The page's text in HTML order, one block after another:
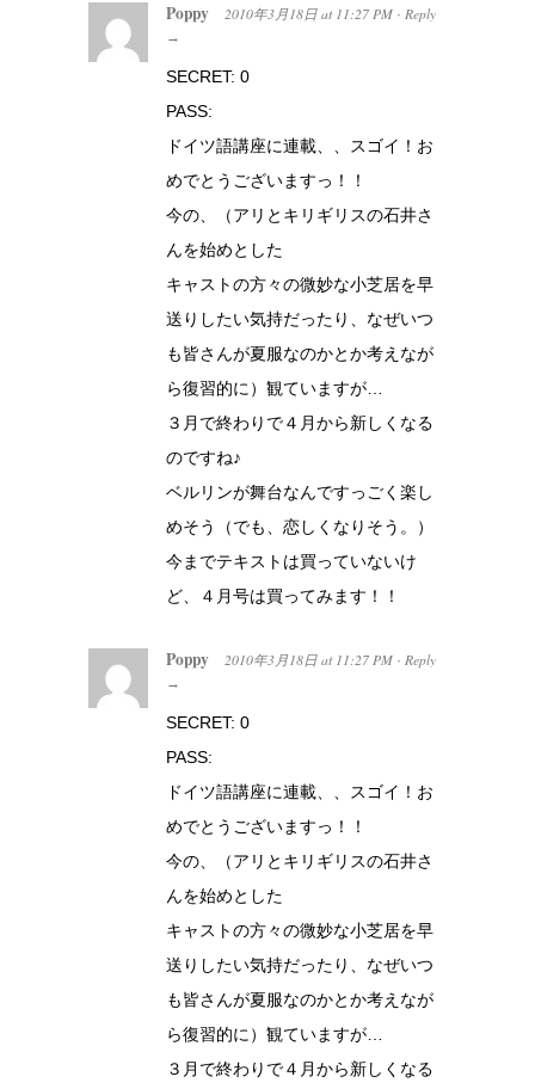
Poppy 2010年3月18日 at 11:27 PM · Reply
→
SECRET: 0
PASS:
ドイツ語講座に連載、、スゴイ！お
めでとうございますっ！！
今の、（アリとキリギリスの石井さ
んを始めとした
キャストの方々の微妙な小芝居を早
送りしたい気持だったり、なぜいつ
も皆さんが夏服なのかとか考えなが
ら復習的に）観ていますが…
３月で終わりで４月から新しくなる
のですね♪
ベルリンが舞台なんですっごく楽し
めそう（でも、恋しくなりそう。）
今までテキストは買っていないけ
ど、４月号は買ってみます！！
Poppy 2010年3月18日 at 11:27 PM · Reply
→
SECRET: 0
PASS:
ドイツ語講座に連載、、スゴイ！お
めでとうございますっ！！
今の、（アリとキリギリスの石井さ
んを始めとした
キャストの方々の微妙な小芝居を早
送りしたい気持だったり、なぜいつ
も皆さんが夏服なのかとか考えなが
ら復習的に）観ていますが…
３月で終わりで４月から新しくなる